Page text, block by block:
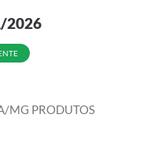
2026
MG PRODUTOS